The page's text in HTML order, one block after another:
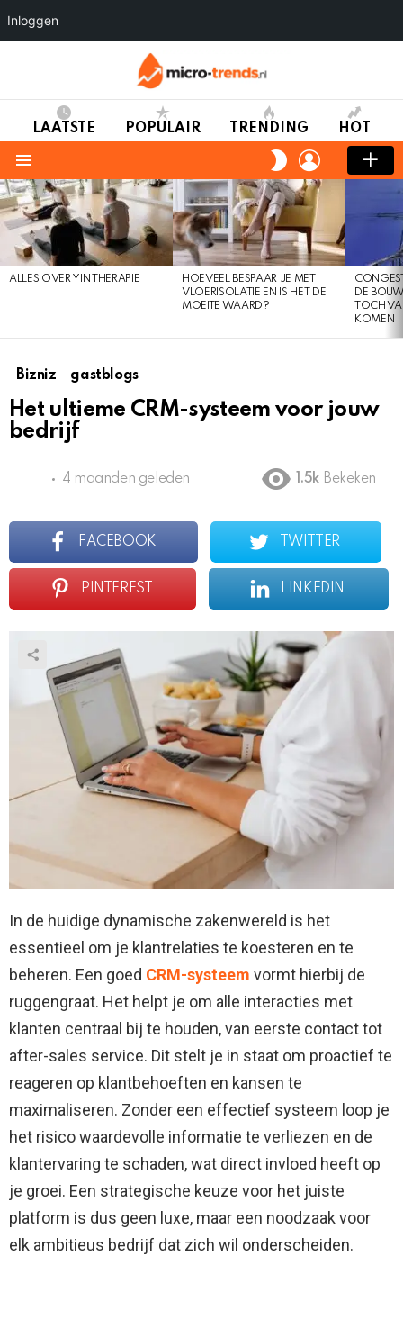
LAATSTE POPULAIR TRENDING HOT
SWITCH
SKIN
LOGIN
LAATSTE
TRENDS
ALLES OVER YIN THERAPIE
HOEVEEL BESPAAR JE MET
VLOERISOLATIE EN IS HET DE
MOEITE WAARD?
DE
TOCH
KOMEN
Bizniz gastblogs
Het ultieme CRM-systeem voor jouw
bedrijf
4 maanden geleden 1.5k Bekeken
FACEBOOK TWITTER
PINTEREST LINKEDIN
In de huidige dynamische zakenwereld is het
essentieel om je klantrelaties te koesteren en te
beheren. Een goed CRM-systeem vormt hierbij de
ruggengraat. Het helpt je om alle interacties met
klanten centraal bij te houden, van eerste contact tot
after-sales service. Dit stelt je in staat om proactief te
reageren op klantbehoeften en kansen te
maximaliseren. Zonder een effectief systeem loop je
het risico waardevolle informatie te verliezen en de
klantervaring te schaden, wat direct invloed heeft op
je groei. Een strategische keuze voor het juiste
platform is dus geen luxe, maar een noodzaak voor
elk ambitieus bedrijf dat zich wil onderscheiden.
Inloggen